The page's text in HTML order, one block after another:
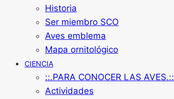
Historia
Ser miembro SCO
Aves emblema
Mapa ornitológico
CIENCIA
::.PARA CONOCER LAS AVES.::
Actividades